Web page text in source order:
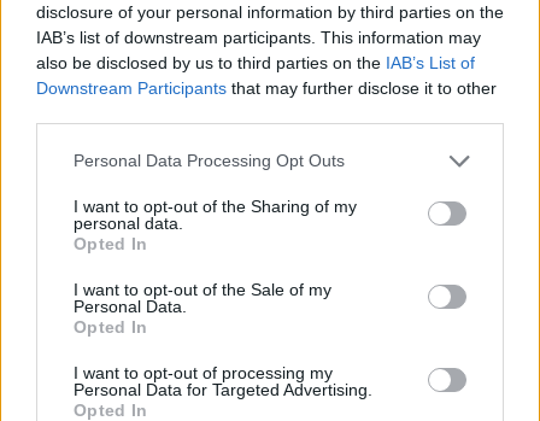
disclosure of your personal information by third parties on the
IAB’s list of downstream participants. This information may
also be disclosed by us to third parties on the IAB’s List of
Downstream Participants that may further disclose it to other
Please note that this website/app uses one or more Google
not limited to your visit or usage behaviour. You may click to
grant or deny consent to Google and its third-party tags to
use your data for below specified purposes in below Google
consent section.
Personal Data Processing Opt Outs
I want to opt-out of the Sharing of my
personal data.
Opted In
I want to opt-out of the Sale of my
Personal Data.
Opted In
I want to opt-out of processing my
Personal Data for Targeted Advertising.
Opted In
Continua a leggere